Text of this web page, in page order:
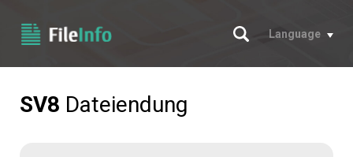
Suche
Language
SV8 Dateiendung